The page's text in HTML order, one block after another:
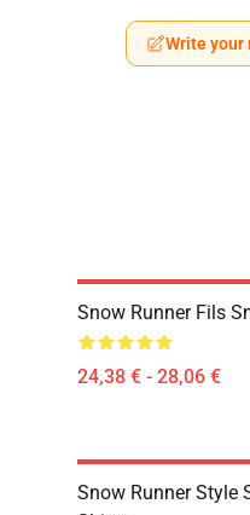
Write your
Snow Runner Fils
24,38 € - 28,06 €
Snow Runner Style